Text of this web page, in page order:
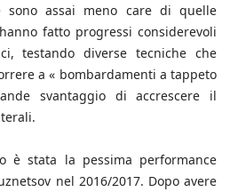
sono assai meno care di quelle
fatto progressi considerevoli
testando diverse tecniche che
a « bombardamenti a tappeto
svantaggio di accrescere il
è stata la pessima performance
nel 2016/2017. Dopo avere